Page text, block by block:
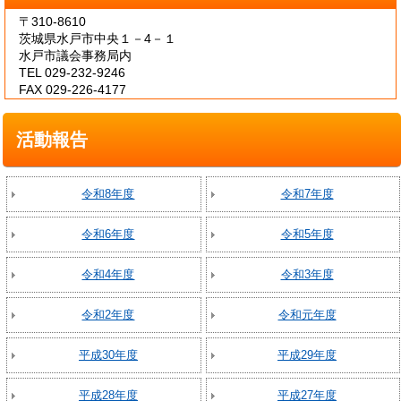
〒310-8610
茨城県水戸市中央１－4－１
水戸市議会事務局内
TEL 029-232-9246
FAX 029-226-4177
活動報告
令和8年度 令和7年度
令和6年度 令和5年度
令和4年度 令和3年度
令和2年度 令和元年度
平成30年度 平成29年度
平成28年度 平成27年度